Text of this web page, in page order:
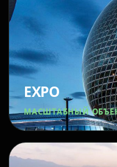
EXPO
МАСШТАБНЫЙ